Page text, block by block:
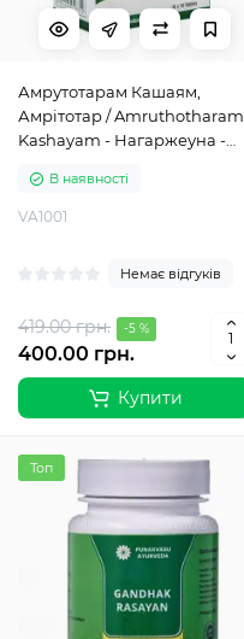
Амрутотарам Кашаям,
Амрітотар / Amruthotharam
Kashayam - Нагаржеуна -
В наявності
VA1001
Немає відгуків
419.00 грн. -5 %
400.00 грн.
Купити
Топ